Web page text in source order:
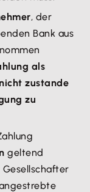
, der
Bank aus
als
zustande
zu
geltend